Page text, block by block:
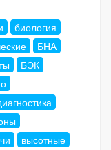
биология
БНА
БЭК
высотные